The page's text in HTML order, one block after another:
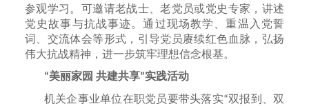
参观学习。可邀请老战士、老党员或党史专家，讲述
党史故事与抗战事迹。通过现场教学、重温入党誓
词、交流体会等形式，引导党员赓续红色血脉，弘扬
伟大抗战精神，进一步筑牢理想信念根基。
“美丽家园 共建共享”实践活动
机关企事业单位在职党员要带头落实“双报到、双